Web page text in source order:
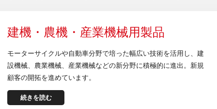
建機・農機・産業機械用製品
モーターサイクルや自動車分野で培った幅広い技術を活用し、建
設機械、農業機械、産業機械などの新分野に積極的に進出。新規
顧客の開拓を進めています。
続きを読む